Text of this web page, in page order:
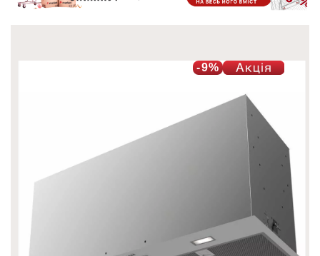
-9%